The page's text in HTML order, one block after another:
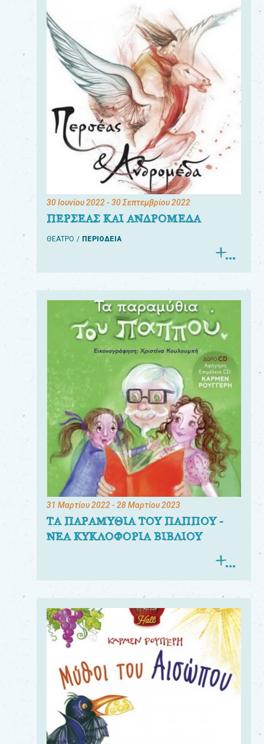
30 Ιουνίου 2022- 30 Σεπτεμβρίου 2022
ΠΕΡΣΕΑΣ ΚΑΙ ΑΝΔΡΟΜΕΔΑ
ΘΕΑΤΡΟ ΠΕΡΙΟΔΕΙΑ
31 Μαρτίου 2022- 28 Μαρτίου 2023
ΤΑ ΠΑΡΑΜΥΘΙΑ ΤΟΥ ΠΑΠΠΟΥ -
ΝΕΑ ΚΥΚΛΟΦΟΡΙΑ ΒΙΒΛΙΟΥ